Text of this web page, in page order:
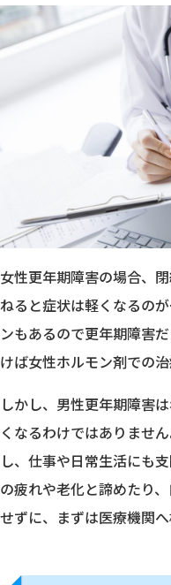
女性更年期障害の場合、
ねると症状は軽くなるの
ンもあるので更年期障害
けば女性ホルモン剤での
しかし、男性更年期障害
くなるわけではありませ
し、仕事や日常生活にも
の疲れや老化と諦めたり
せずに、まずは医療機関へ